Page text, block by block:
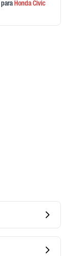
paraHondaCivic